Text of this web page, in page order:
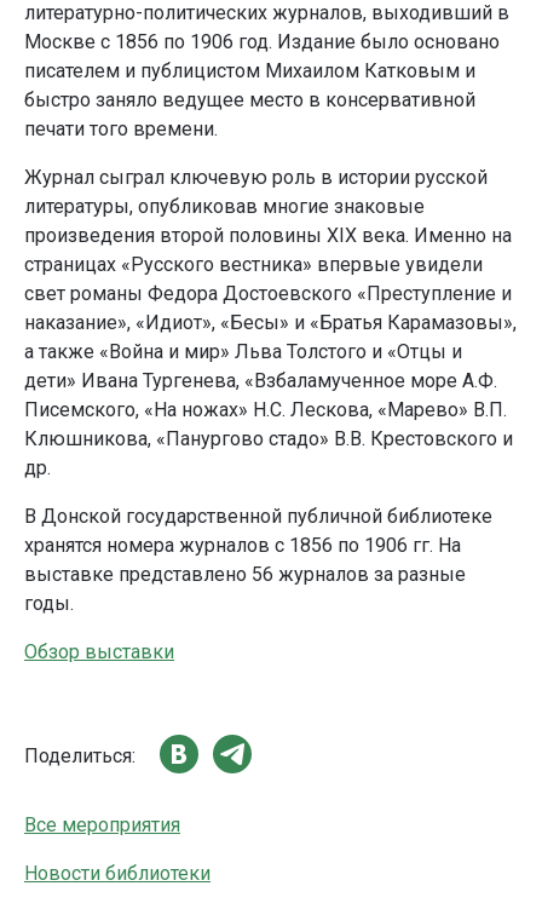
литературно-политических журналов, выходивший в
Москве с 1856 по 1906 год. Издание было основано
писателем и публицистом Михаилом Катковым и
быстро заняло ведущее место в консервативной
печати того времени.
Журнал сыграл ключевую роль в истории русской
литературы, опубликовав многие знаковые
произведения второй половины XIX века. Именно на
страницах «Русского вестника» впервые увидели
свет романы Федора Достоевского «Преступление и
наказание», «Идиот», «Бесы» и «Братья Карамазовы»,
а также «Война и мир» Льва Толстого и «Отцы и
дети» Ивана Тургенева, «Взбаламученное море А.Ф.
Писемского, «На ножах» Н.С. Лескова, «Марево» В.П.
Клюшникова, «Панургово стадо» В.В. Крестовского и
др.
В Донской государственной публичной библиотеке
хранятся номера журналов с 1856 по 1906 гг. На
выставке представлено 56 журналов за разные
годы.
Обзор выставки
Поделиться:
Все мероприятия
Новости библиотеки